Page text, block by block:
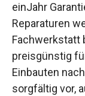
einJahr
Reparaturen
Fachwerkstatt
preisgünstig
Einbauten
sorgfältig vor,